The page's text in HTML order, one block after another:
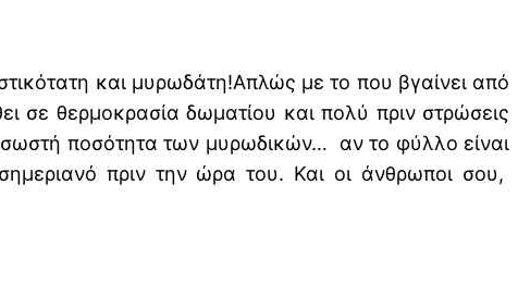
και μυρωδάτη!Απλώς με το που βγαίνει από
σε θερμοκρασία δωματίου και πολύ πριν στρώσεις
σωστή ποσότητα των μυρωδικών… αν το φύλλο είναι
πριν την ώρα του. Και οι άνθρωποι σου,